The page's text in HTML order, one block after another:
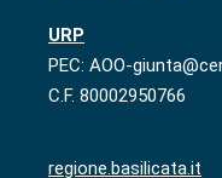
URP
PEC: AOO-
C.F. 80002950766
regione.basilicata.it